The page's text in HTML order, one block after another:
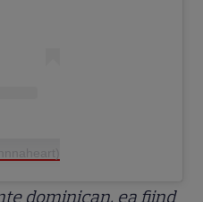
dominican, ea fiind